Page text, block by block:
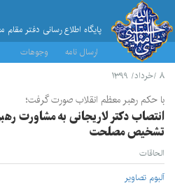
پایگاه اطلاع رسانی دفتر
ارسال نامه
وجوهات
۸ /خرداد/ ۱۳۹۹
با حکم رهبر معظم انقلاب صورت گرفت؛
انتصاب دکتر لاریجانی به مشاورت
تشخیص مصلحت
الحاقات
آلبوم تصاویر